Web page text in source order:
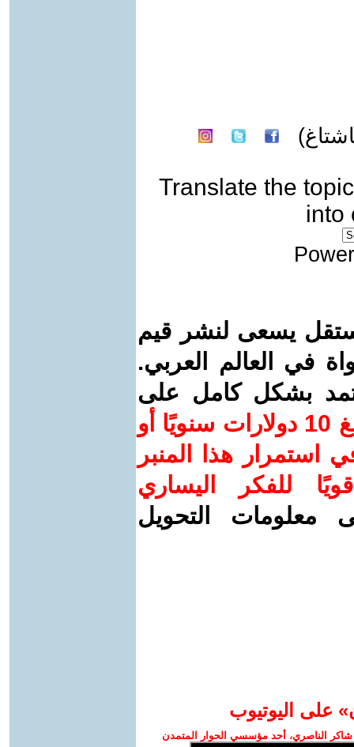
Translate the topic
into
يسعى لنشر قيم
في العالم العربي.
بشكل كامل على
ساهم/ي معنا! بدعمكم بمبلغ 10 دولارات سنويًا أو
استمرار هذا المنبر
للفكر اليساري
معلومات التحويل
على اليوتيوب
الناصري، أحد مؤسسي الحوار المتمدن